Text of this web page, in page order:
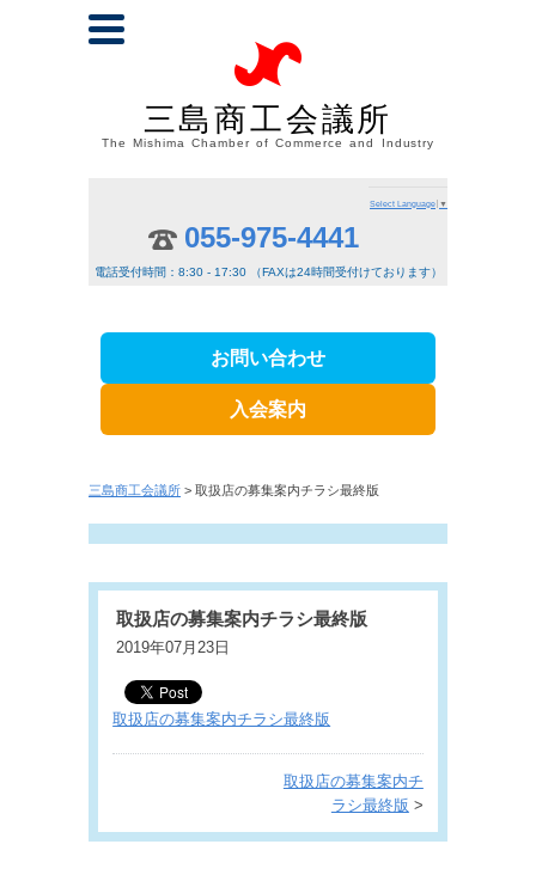
三島商工会議所
The Mishima Chamber of Commerce and Industry
Select Language ▼
055-975-4441
電話受付時間：8:30 - 17:30 （FAXは24時間受付けております）
お問い合わせ
入会案内
三島商工会議所 > 取扱店の募集案内チラシ最終版
取扱店の募集案内チラシ最終版
2019年07月23日
取扱店の募集案内チラシ最終版
取扱店の募集案内チ
ラシ最終版 >